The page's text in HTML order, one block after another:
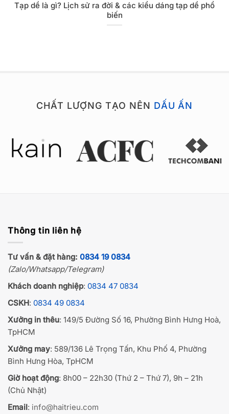
Tạp dề là gì? Lịch sử ra đời & các kiểu dáng tạp dề phổ
biến
CHẤT LƯỢNG TẠO NÊN DẤU ẤN
Thông tin liên hệ
Tư vấn & đặt hàng: 0834 19 0834
(Zalo/Whatsapp/Telegram)
Khách doanh nghiệp: 0834 47 0834
CSKH: 0834 49 0834
Xưởng in thêu: 149/5 Đường Số 16, Phường Bình Hưng Hoà,
TpHCM
Xưởng may: 589/136 Lê Trọng Tấn, Khu Phố 4, Phường
Bình Hưng Hòa, TpHCM
Giờ hoạt động: 8h00 – 22h30 (Thứ 2 – Thứ 7), 9h – 21h
(Chủ Nhật)
Email: info@haitrieu.com